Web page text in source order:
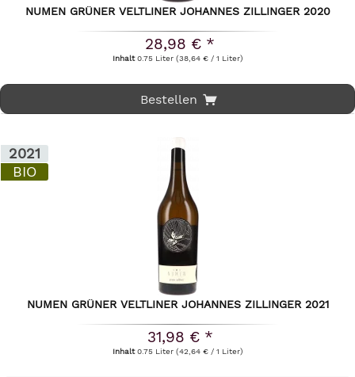
NUMEN GRÜNER VELTLINER JOHANNES ZILLINGER 2020
28,98 € *
Inhalt0.75 Liter (38,64 € / 1 Liter)
Bestellen
2021
BIO
NUMEN GRÜNER VELTLINER JOHANNES ZILLINGER 2021
31,98 € *
Inhalt0.75 Liter (42,64 € / 1 Liter)